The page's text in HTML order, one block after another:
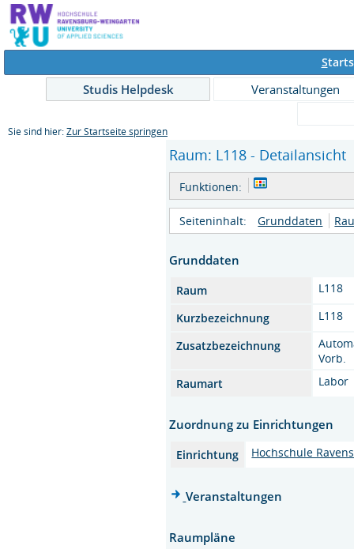
S
Studis Helpdesk
Veranstaltungen
Sie sind hier: Zur Startseite springen
Raum: L118 - Detailansicht
Funktionen:
Seiteninhalt: Grunddaten
Grunddaten
Raum
L118
Kurzbezeichnung
L118
Zusatzbezeichnung
Vorb.
Raumart
Labor
Zuordnung zu Einrichtungen
Einrichtung Hochschule
Veranstaltungen
Raumpläne